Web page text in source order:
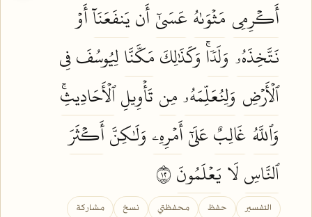
أَكۡرِمِي مَثۡوَىٰهُعَسَىٰٓأَنيَنفَعَنَآأَوۡ
نَتَّخِذَهُۥ وَلَدٗاۚوَكَذَٰلِكَمَكَّنَّالِيُوسُفَ فِي
ٱلۡأَرۡضِ وَلِنُعَلِّمَهُۥمِن تَأۡوِيلِٱلۡأَحَادِيثِۚ
وَٱللَّهُ غَالِبٌعَلَىٰٓأَمۡرِهِۦ وَلَٰكِنَّأَكۡثَرَ
ٱلنَّاسِلَا يَعۡلَمُونَ
التفسير حفظ محفظتي نسخ مشاركة